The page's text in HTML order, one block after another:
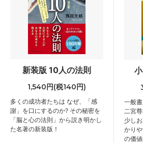
新装版 10人の法則
1,540円(税140円)
多くの成功者たちは なぜ、「感
謝」を口にするのか? その秘密を
「脳と心の法則」から説き明かし
た名著の新装版！
一般
二宮
少し
かり
の価値